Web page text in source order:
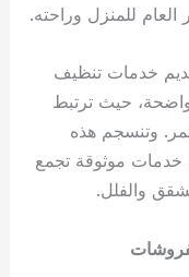
للمنزل وراحته.
خدمات تنظيف
واضحة، حيث ترتبط
وتنسجم هذه
خدمات موثوقة تجمع
والفلل.